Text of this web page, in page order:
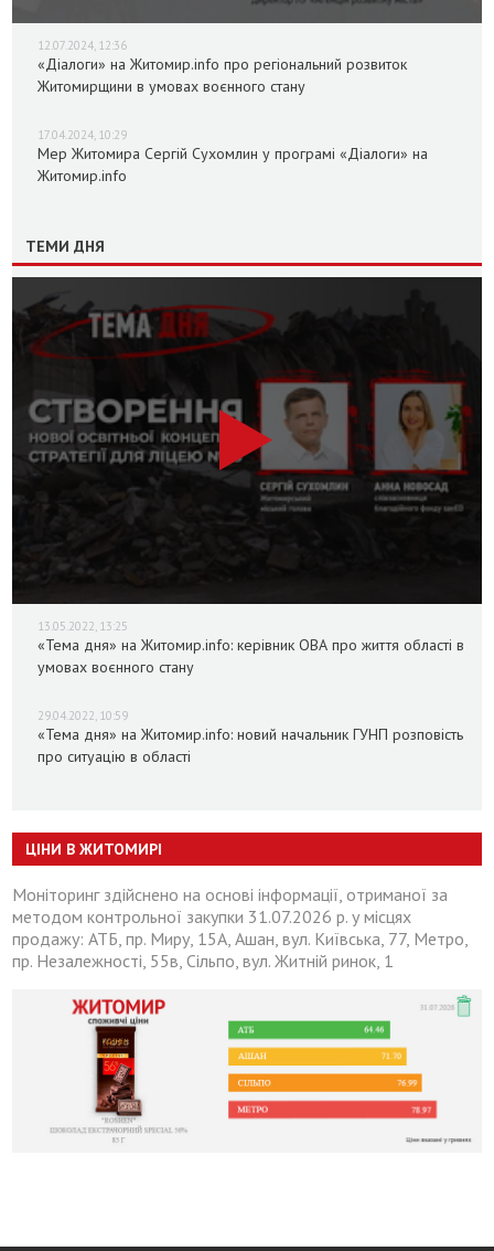
12.07.2024, 12:36
«Діалоги» на Житомир.info про регіональний розвиток
Житомирщини в умовах воєнного стану
17.04.2024, 10:29
Мер Житомира Сергій Сухомлин у програмі «Діалоги» на
Житомир.info
ТЕМИ ДНЯ
13.05.2022, 13:25
«Тема дня» на Житомир.info: керівник ОВА про життя області в
умовах воєнного стану
29.04.2022, 10:59
«Тема дня» на Житомир.info: новий начальник ГУНП розповість
про ситуацію в області
ЦІНИ В ЖИТОМИРІ
Моніторинг здійснено на основі інформації, отриманої за
методом контрольної закупки 31.07.2026 р. у місцях
продажу: АТБ, пр. Миру, 15А, Ашан, вул. Київська, 77, Метро,
пр. Незалежності, 55в, Сільпо, вул. Житній ринок, 1